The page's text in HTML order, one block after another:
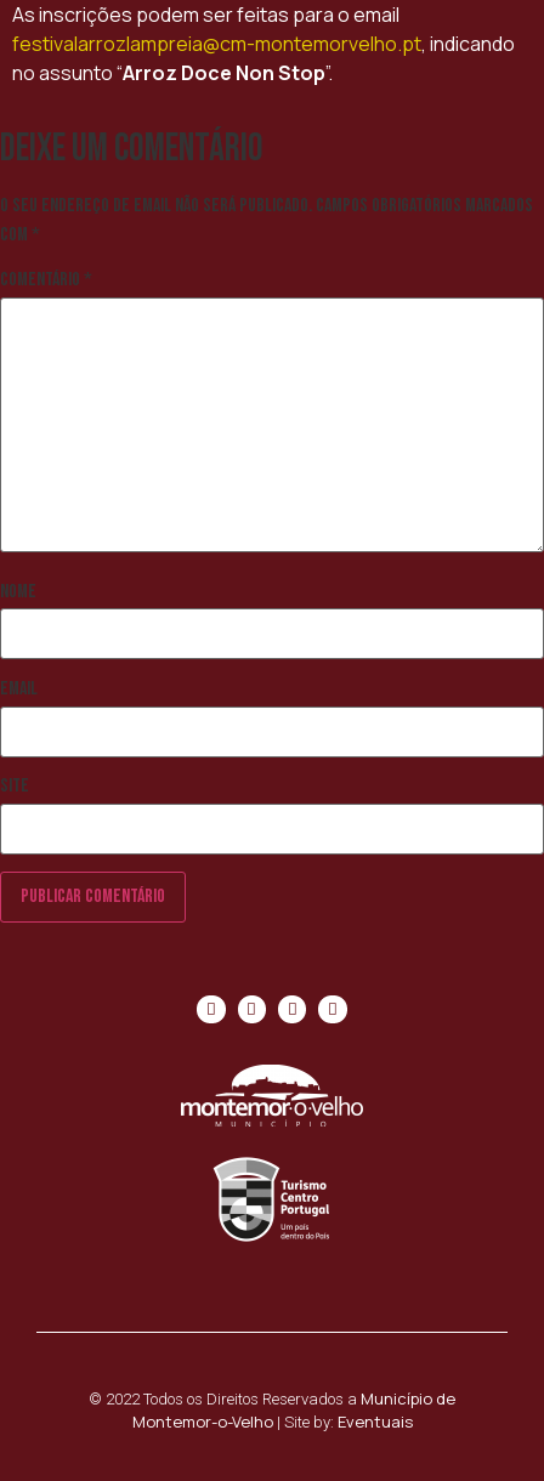
As inscrições podem ser feitas para o email
festivalarrozlampreia@cm-montemorvelho.pt, indicando
no assunto “Arroz Doce Non Stop”.
Deixe um comentário
O seu endereço de email não será publicado. Campos obrigatórios marcados
com *
Comentário *
Nome
Email
Site
© 2022 Todos os Direitos Reservados a Município de
Montemor-o-Velho| Site by: Eventuais